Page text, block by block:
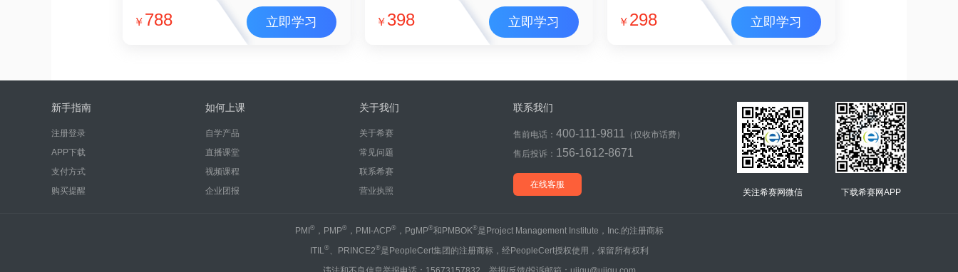
￥ 788 立即学习 ￥ 398 立即学习 ￥ 298 立即学习
新手指南
注册登录
APP下载
支付方式
购买提醒
如何上课
自学产品
直播课堂
视频课程
企业团报
关于我们
关于希赛
常见问题
联系希赛
营业执照
联系我们
售前电话： 400-111-9811
（仅收市话费）
售后投诉： 156-1612-8671
在线客服
关注希赛网微信 下载希赛网APP
PMI®，PMP®，PMI-ACP®，PgMP®和PMBOK®是Project Management Institute，Inc.的注册商标
ITIL®、PRINCE2®是PeopleCert集团的注册商标，经PeopleCert授权使用，保留所有权利